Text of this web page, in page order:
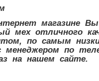
магазине
мех отличного
по самым
менеджером по
на нашем сайте.